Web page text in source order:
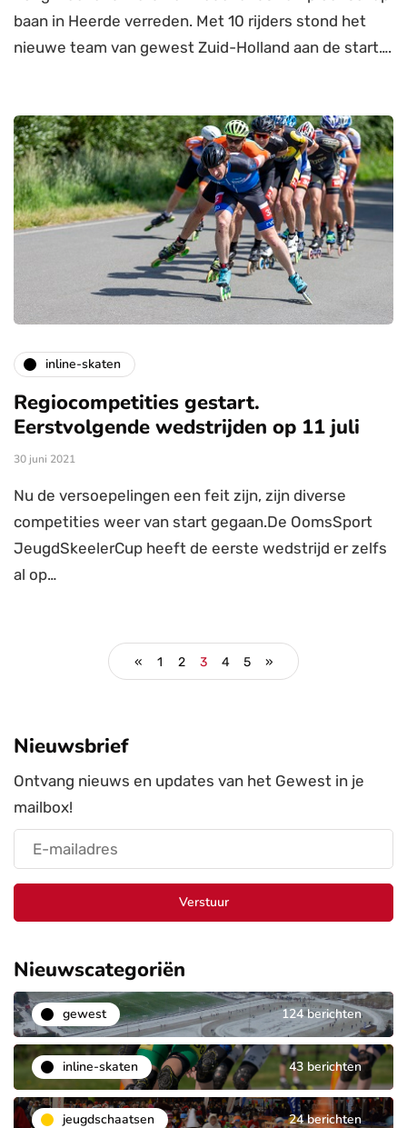
baan in Heerde verreden. Met 10 rijders stond het
nieuwe team van gewest Zuid-Holland aan de start….
inline-skaten
Regiocompetities gestart.
Eerstvolgende wedstrijden op 11 juli
30 juni 2021
Nu de versoepelingen een feit zijn, zijn diverse
competities weer van start gegaan.De OomsSport
JeugdSkeelerCup heeft de eerste wedstrijd er zelfs
al op…
« 1 2 3 4 5 »
Nieuwsbrief
Ontvang nieuws en updates van het Gewest in je
mailbox!
Verstuur
Nieuwscategoriën
gewest 124 berichten
inline-skaten 43 berichten
jeugdschaatsen 24 berichten